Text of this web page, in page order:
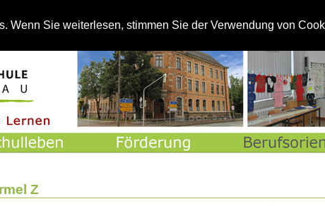
Wenn Sie weiterlesen, stimmen Sie der Verwendung von
Z